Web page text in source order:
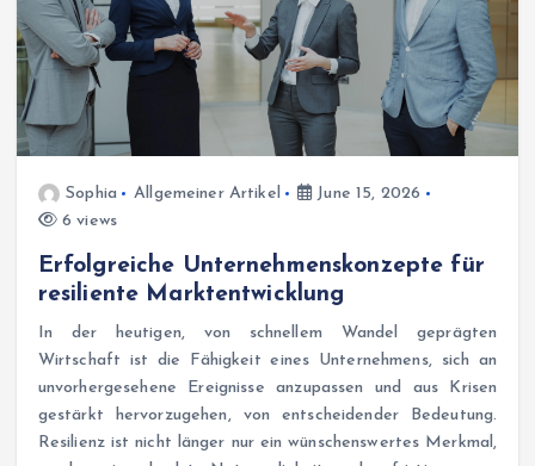
Sophia Allgemeiner Artikel
June 15, 2026
6 views
Erfolgreiche Unternehmenskonzepte für
resiliente Marktentwicklung
In der heutigen, von schnellem Wandel geprägten
Wirtschaft ist die Fähigkeit eines Unternehmens, sich an
unvorhergesehene Ereignisse anzupassen und aus Krisen
gestärkt hervorzugehen, von entscheidender Bedeutung.
Resilienz ist nicht länger nur ein wünschenswertes Merkmal,